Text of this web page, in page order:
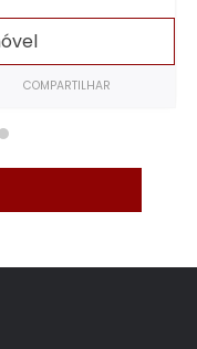
COMPARTILHAR